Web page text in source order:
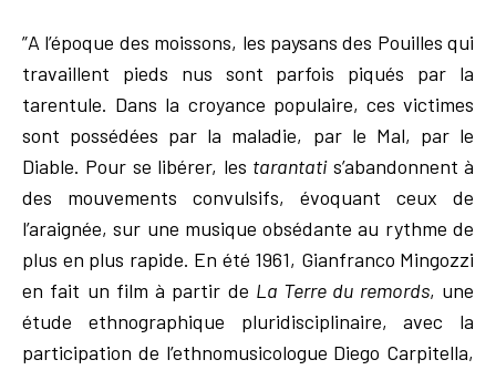
”A l’époque des moissons, les paysans des Pouilles qui
travaillent pieds nus sont parfois piqués par la
tarentule. Dans la croyance populaire, ces victimes
sont possédées par la maladie, par le Mal, par le
Diable. Pour se libérer, les tarantatis’abandonnent à
des mouvements convulsifs, évoquant ceux de
l’araignée, sur une musique obsédante au rythme de
plus en plus rapide. En été 1961, Gianfranco Mingozzi
en fait un film à partir de La Terre du remords, une
étude ethnographique pluridisciplinaire, avec la
participation de l’ethnomusicologue Diego Carpitella,